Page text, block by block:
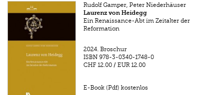
Rudolf Gamper, Peter Niederhäuser
Laurenz von Heidegg
Ein Renaissance-Abt im Zeitalter der
Reformation
2024. Broschur
ISBN 978-3-0340-1748-0
CHF 12.00 /EUR 12.00
E-Book (Pdf) kostenlos